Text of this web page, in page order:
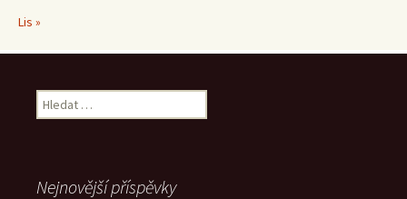
Lis »
Vyhledávání
Nejnovější příspěvky